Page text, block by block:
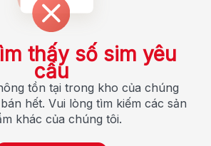
thấy số sim yêu
cầu
tồn tại trong kho của chúng
hết. Vui lòng tìm kiếm các sản
khác của chúng tôi.